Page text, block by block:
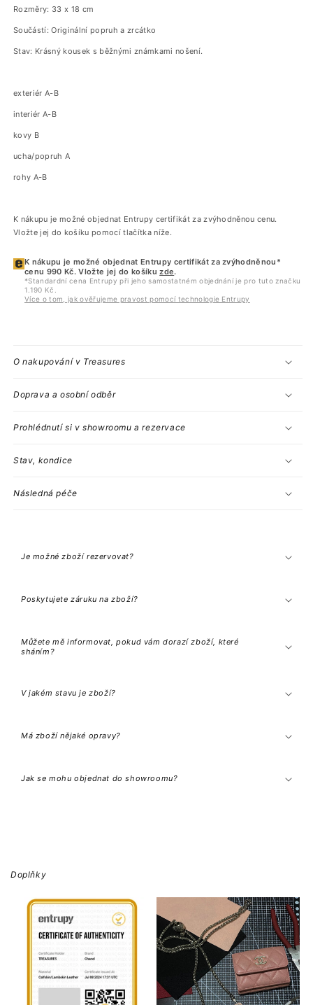
Rozměry: 33 x 18 cm
Součástí: Originální popruh a zrcátko
Stav: Krásný kousek s běžnými známkami nošení.
exteriér A-B
interiér A-B
kovy B
ucha/popruh A
rohy A-B
K nákupu je možné objednat Entrupy certifikát za zvýhodněnou cenu.
Vložte jej do košíku pomocí tlačítka níže.
K nákupu je možné objednat Entrupy certifikát za zvýhodněnou*
cenu 990 Kč. Vložte jej do košíkuzde.
*Standardní cena Entrupy při jeho samostatném objednání je pro tuto značku
1.190 Kč.
Více o tom, jak ověřujeme pravost pomocí technologie Entrupy
O nakupování v Treasures
Doprava a osobní odběr
Prohlédnutí si v showroomu a rezervace
Stav, kondice
Následná péče
Je možné zboží rezervovat?
Poskytujete záruku na zboží?
Můžete mě informovat, pokud vám dorazí zboží, které
sháním?
V jakém stavu je zboží?
Má zboží nějaké opravy?
Jak se mohu objednat do showroomu?
Doplňky